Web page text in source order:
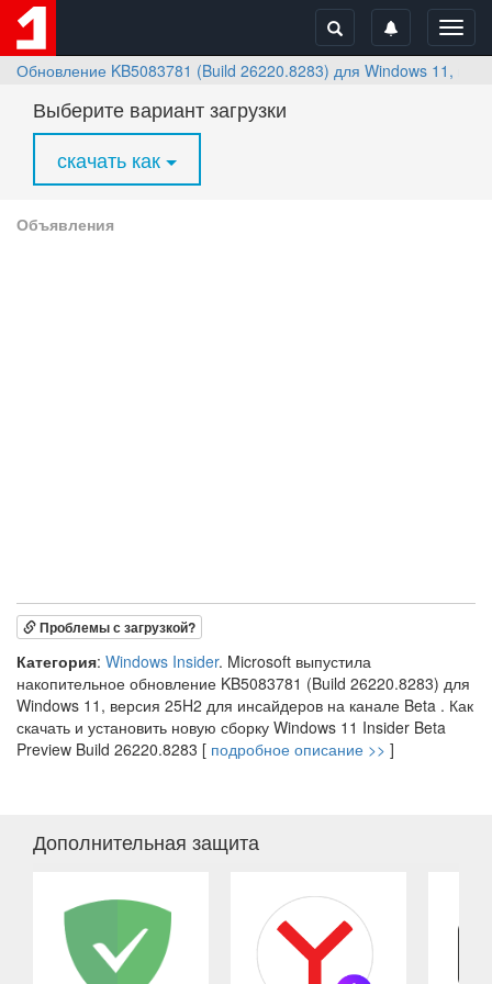
Обновление KB5083781 (Build 26220.8283) для Windows 11,
Выберите вариант загрузки
скачать как
Объявления
Проблемы с загрузкой?
Категория: Windows Insider. Microsoft выпустила
накопительное обновление KB5083781 (Build 26220.8283) для
Windows 11, версия 25H2 для инсайдеров на канале Beta . Как
скачать и установить новую сборку Windows 11 Insider Beta
Preview Build 26220.8283 [ подробное описание >> ]
Дополнительная защита